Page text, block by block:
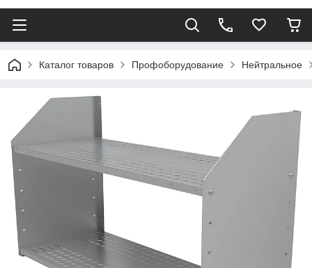
Каталог товаров Профоборудование Нейтральное